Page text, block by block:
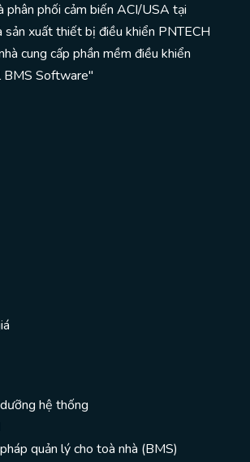
phân phối cảm biến ACI/USA tại
sản xuất thiết bị điều khiển PNTECH
cung cấp phần mềm điều khiển
BMS Software"
hệ thống
quản lý cho toà nhà (BMS)